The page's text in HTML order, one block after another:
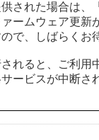
された場合は、
ームウェア更新
で、しばらくお
れると、ご利用
ービスが中断さ